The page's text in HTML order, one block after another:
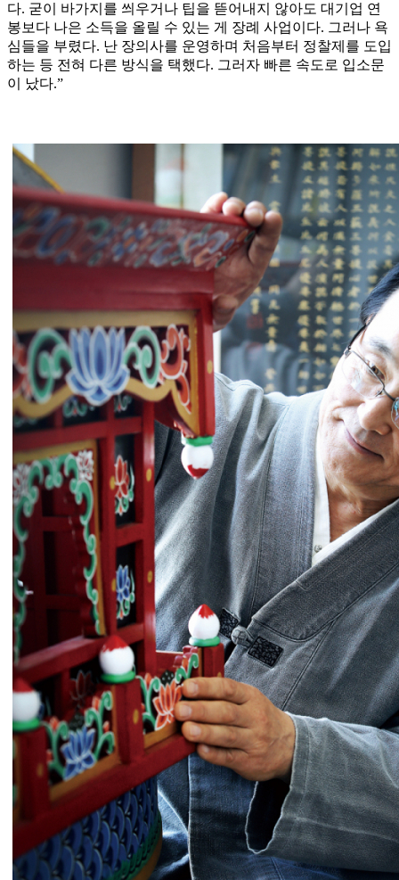
다. 굳이 바가지를 씌우거나 팁을 뜯어내지 않아도 대기업 연
봉보다 나은 소득을 올릴 수 있는 게 장례 사업이다. 그러나 욕
심들을 부렸다. 난 장의사를 운영하며 처음부터 정찰제를 도입
하는 등 전혀 다른 방식을 택했다. 그러자 빠른 속도로 입소문
이 났다.”